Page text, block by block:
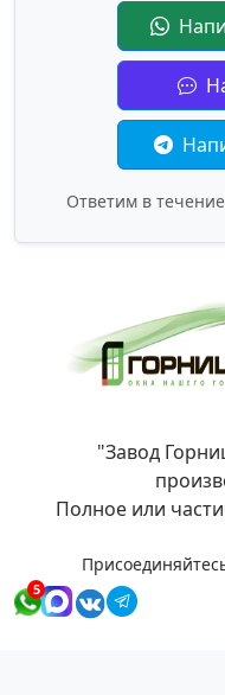
Ответим в
"Завод
Полное или
5